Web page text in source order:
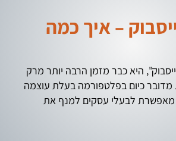
– איך כמה
היא כבר מזמן הרבה יותר מרק
כיום בפלטפורמה בעלת עוצמה
מאפשרת לבעלי עסקים למנף את